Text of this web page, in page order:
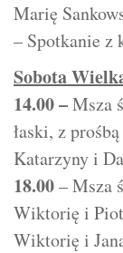
Marię
– Spotkanie z
Sobota
14.00 –Msza
łaski, z
Katarzyny i
18.00– Msza
Wiktorię i
Wiktorię i